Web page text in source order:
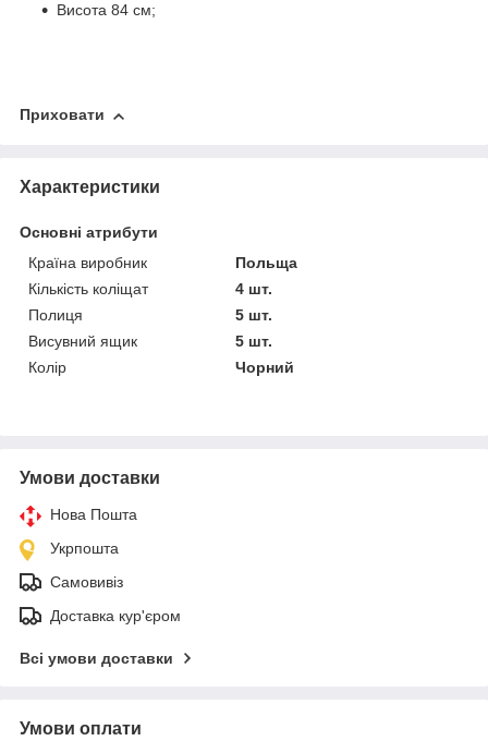
Висота 84 см;
Приховати
Характеристики
Основні атрибути
Країна виробник
Польща
Кількість коліщат
4 шт.
Полиця
5 шт.
Висувний ящик
5 шт.
Колір
Чорний
Умови доставки
Нова Пошта
Укрпошта
Самовивіз
Доставка кур'єром
Всі умови доставки
Умови оплати